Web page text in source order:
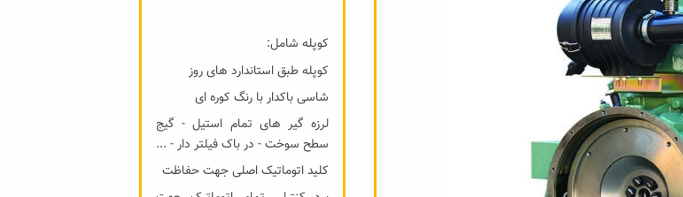
کوپله شامل:
کوپله طبق استاندارد های روز
شاسی باکدار با رنگ کوره ای
لرزه گیر های تمام استیل - گیج
سطح سوخت - در باک فیلتر دار - ...
کلید اتوماتیک اصلی جهت حفاظت